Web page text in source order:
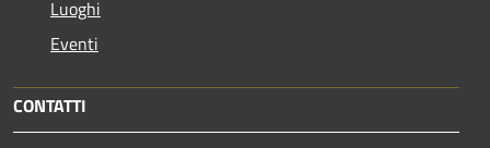
Luoghi
Eventi
CONTATTI